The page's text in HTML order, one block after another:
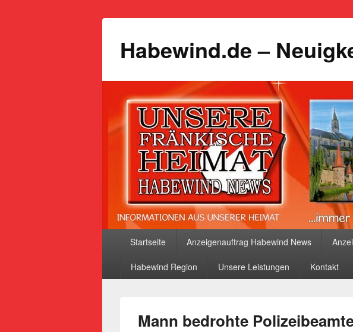
Habewind.de –
Startseite Anzeigenauftrag Habewind News
Habewind Region Unsere Leistungen Kontakt
Mann bedrohte